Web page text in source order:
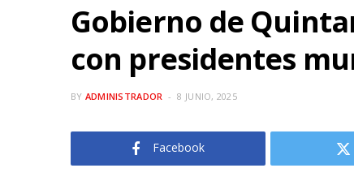
Gobierno de
con presidentes
BY ADMINISTRADOR 8 JUNIO, 2025
Facebook